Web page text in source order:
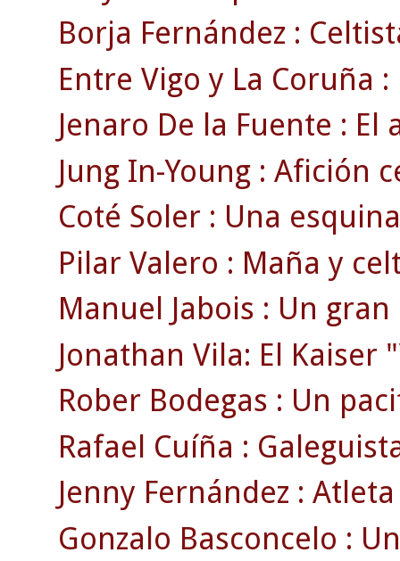
Borja Fernández :
Entre Vigo y La Coruña
Jenaro De la Fuente :
Jung In-Young : Afición
Coté Soler : Una
Pilar Valero : Maña y
Manuel Jabois : Un
Jonathan Vila: El Kaiser
Rober Bodegas : Un
Rafael Cuíña :
Jenny Fernández :
Gonzalo Basconcelo :